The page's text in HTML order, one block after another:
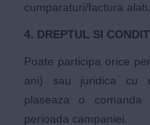
cumparaturi/factura
4. DREPTUL SI
Poate participa orice
ani) sau juridica cu
plaseaza o comanda
perioada campaniei.